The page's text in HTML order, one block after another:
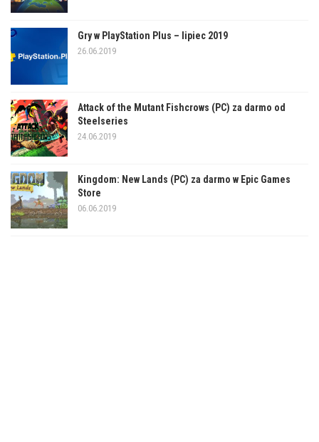
Gry w PlayStation Plus – lipiec 2019
26.06.2019
Attack of the Mutant Fishcrows (PC) za darmo od
Steelseries
24.06.2019
Kingdom: New Lands (PC) za darmo w Epic Games
Store
06.06.2019